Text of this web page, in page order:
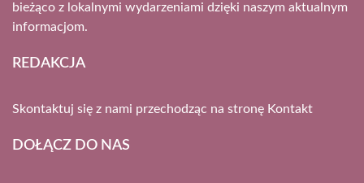
bieżąco z lokalnymi wydarzeniami dzięki naszym aktualnym
informacjom.
REDAKCJA
Skontaktuj się z nami przechodząc na stronę Kontakt
DOŁĄCZ DO NAS